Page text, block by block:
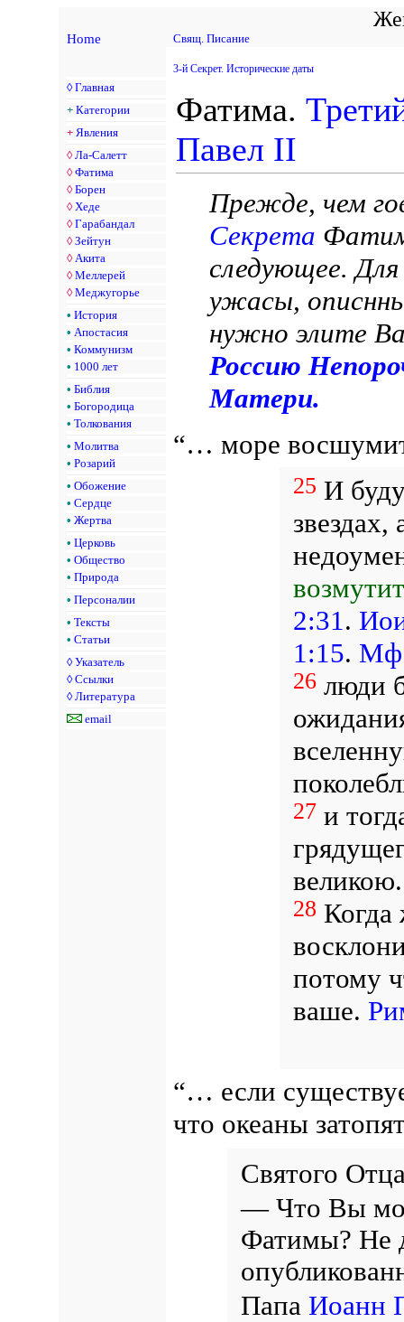
Home Свящ. Писание
◊ Главная
+ Категории
+ Явления
◊ Ла-Салетт
◊ Фатима
◊ Борен
◊ Хеде
◊ Гарабандал
◊ Зейтун
◊ Акита
◊ Меллерей
◊ Меджугорье
• История
• Апостасия
• Коммунизм
• 1000 лет
• Библия
• Богородица
• Толкования
• Молитва
• Розарий
• Обожение
• Сердце
• Жертва
• Церковь
• Общество
• Природа
• Персоналии
• Тексты
• Статьи
◊ Указатель
◊ Ссылки
◊ Литература
email
3-й Секрет. Исторические даты
Фатима.
Павел II
Прежде, чем
Секрета
следующее.
ужасы,
нужно элите
Россию
Матери.
“… море
25 И
2:31 .
1:15. Мф
26люди
27и
28 Когда
потому
ваше.
“… если
что океаны
Святого
— Что Вы
Фатимы? Не
Папа Иоанн